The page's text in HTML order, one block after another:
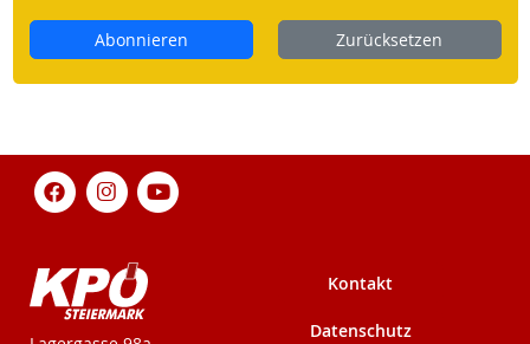
Abonnieren Zurücksetzen
Kontakt
Datenschutz